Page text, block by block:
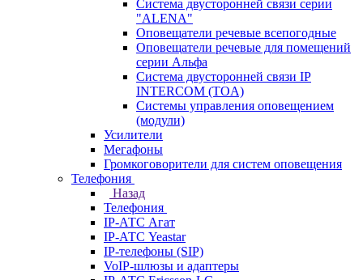
Система двусторонней связи серии
"ALENA"
Оповещатели речевые всепогодные
Оповещатели речевые для помещений
серии Альфа
Система двусторонней связи IP
INTERCOM (TOA)
Системы управления оповещением
(модули)
Усилители
Мегафоны
Громкоговорители для систем оповещения
Телефония
Назад
Телефония
IP-АТС Агат
IP-АТС Yeastar
IP-телефоны (SIP)
VoIP-шлюзы и адаптеры